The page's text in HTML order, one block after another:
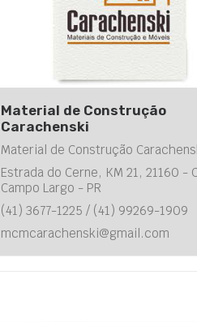
Material de Construção
Carachenski
Material de Construção
Estrada do Cerne, KM 21, 21160 -
Campo Largo - PR
(41) 3677-1225 / (41) 99269-1909
mcmcarachenski@gmail.com